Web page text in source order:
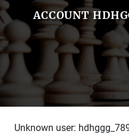
ACCOUNT
Unknown user: